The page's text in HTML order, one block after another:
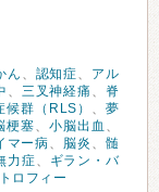
ん 、 認知症、 アル
、 三叉神経痛 、 脊
群（RLS） 、夢
梗塞、小脳出血 、
マー病、 脳炎 、髄
力症、
ギラン・バ
ロフィー